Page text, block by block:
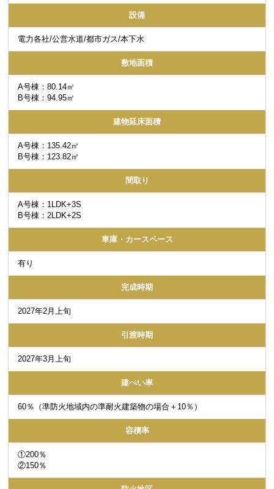
設備
電力各社/公営水道/都市ガス/本下水
敷地面積
A号棟：80.14㎡
B号棟：94.95㎡
建物延床面積
A号棟：135.42㎡
B号棟：123.82㎡
間取り
A号棟：1LDK+3S
B号棟：2LDK+2S
車庫・カースペース
有り
完成時期
2027年2月上旬
引渡時期
2027年3月上旬
建ぺい率
60％（準防火地域内の準耐火建築物の場合＋10％）
容積率
①200％
②150％